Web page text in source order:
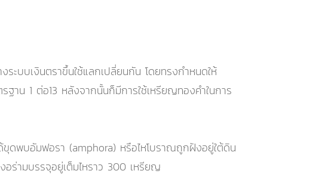
ะบบเงินตราขึ้นใช้แลกเปลี่ยนกัน โดยทรงกำหนดให้
าน 1 ต่อ13 หลังจากนั้นก็มีการใช้เหรียญทองคำในการ
ขุดพบอัมฟอรา (amphora) หรือไหโบราณถูกฝังอยู่ใต้ดิน
ร่ามบรรจุอยู่เต็มไหราว 300 เหรียญ